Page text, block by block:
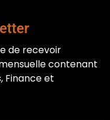
de recevoir
contenant
Finance et